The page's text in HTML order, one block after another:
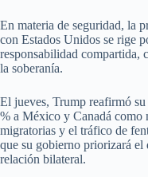
En materia de seguridad, la
con Estados Unidos se rige
responsabilidad compartida,
la soberanía.
El jueves, Trump reafirmó
% a México y Canadá como
migratorias y el tráfico de
que su gobierno priorizará el
relación bilateral.